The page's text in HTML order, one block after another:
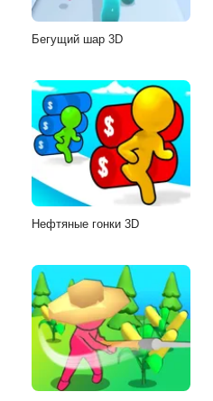
Бегущий шар 3D
Нефтяные гонки 3D